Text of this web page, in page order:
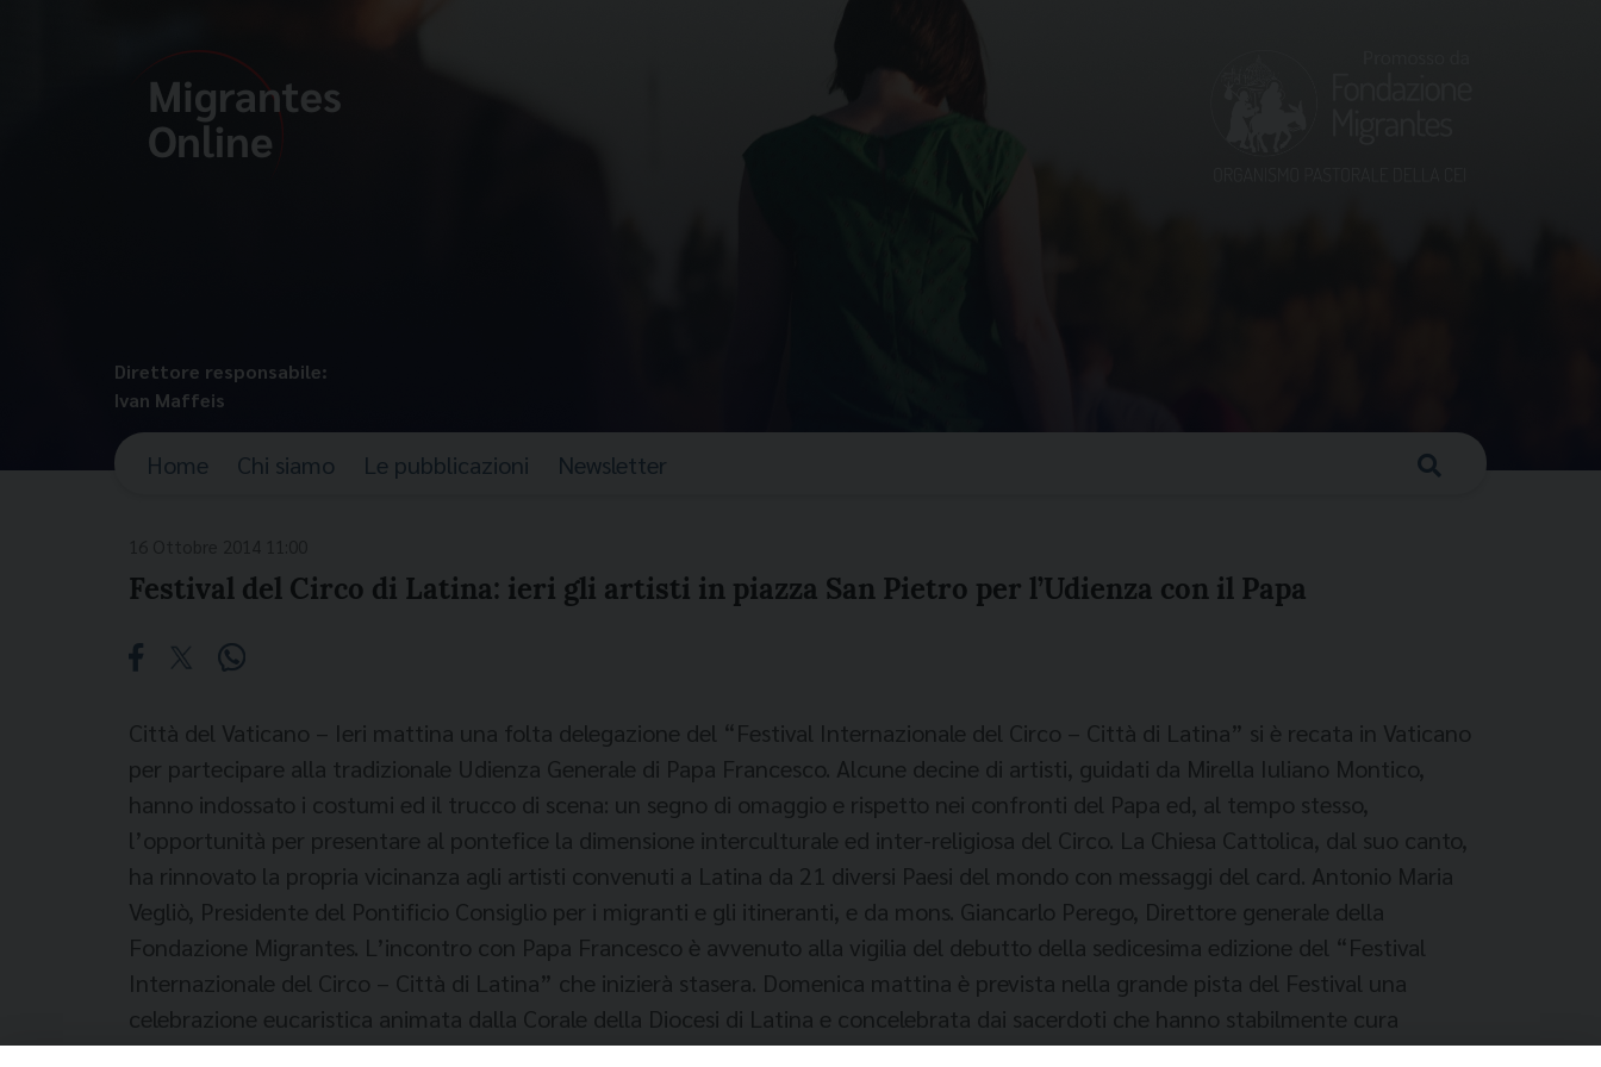
Direttore responsabile:
Ivan Maffeis
Home Chi siamo Le pubblicazioni Newsletter
Festival del Circo di Latina: ieri gli artisti in piazza San Pietro per l’Udienza con il Papa
Città del Vaticano – Ieri mattina una folta delegazione del “Festival Internazionale del Circo – Città di Latina” si è recata in Vaticano
per partecipare alla tradizionale Udienza Generale di Papa Francesco. Alcune decine di artisti, guidati da Mirella Iuliano Montico,
hanno indossato i costumi ed il trucco di scena: un segno di omaggio e rispetto nei confronti del Papa ed, al tempo stesso,
l’opportunità per presentare al pontefice la dimensione interculturale ed inter-religiosa del Circo. La Chiesa Cattolica, dal suo canto,
ha rinnovato la propria vicinanza agli artisti convenuti a Latina da 21 diversi Paesi del mondo con messaggi del card. Antonio Maria
Vegliò, Presidente del Pontificio Consiglio per i migranti e gli itineranti, e da mons. Giancarlo Perego, Direttore generale della
Fondazione Migrantes. L’incontro con Papa Francesco è avvenuto alla vigilia del debutto della sedicesima edizione del “Festival
Internazionale del Circo – Città di Latina” che inizierà stasera. Domenica mattina è prevista nella grande pista del Festival una
celebrazione eucaristica animata dalla Corale della Diocesi di Latina e concelebrata dai sacerdoti che hanno stabilmente cura
pastorale dei circensi